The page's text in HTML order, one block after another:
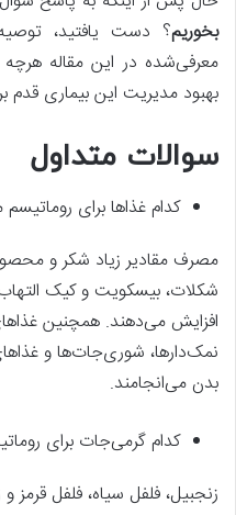
بخوریم؟ دست یافتید،
معرفی‌شده در این مقاله هرچه
بهبود مدیریت این بیماری قدم
سوالات متداول
کدام غذاها برای
مصرف مقادیر زیاد شکر و
شکلات، بیسکویت و کیک
افزایش می‌دهند. همچنین
نمک‌دارها، شوری‌جات‌ها و
بدن می‌انجامند.
کدام گرمی‌جات برای
زنجبیل، فلفل سیاه، فلفل قرمز